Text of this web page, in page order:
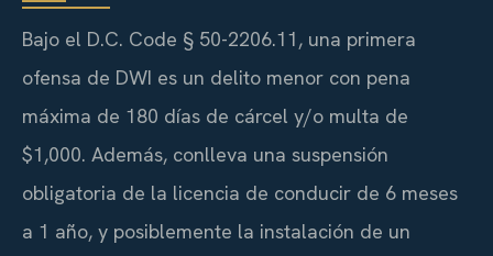
Bajo el D.C. Code § 50-2206.11, una primera
ofensa de DWI es un delito menor con pena
máxima de 180 días de cárcel y/o multa de
$1,000. Además, conlleva una suspensión
obligatoria de la licencia de conducir de 6 meses
a 1 año, y posiblemente la instalación de un